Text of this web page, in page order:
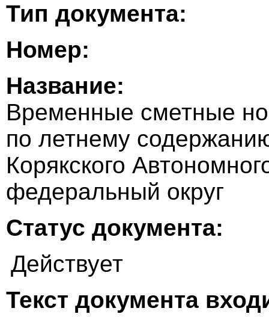
Тип документа:
Номер:
Название:
Временные сметные
по летнему
Корякского
федеральный округ
Статус документа:
Действует
Текст документа